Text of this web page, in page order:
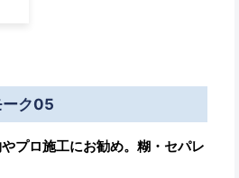
ーク05
プロ施工にお勧め。糊・セパレ